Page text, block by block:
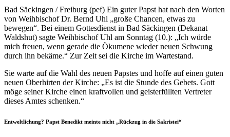
Bad Säckingen / Freiburg (pef) Ein guter Papst hat nach den Worten
von Weihbischof Dr. Bernd Uhl „große Chancen, etwas zu
bewegen“. Bei einem Gottesdienst in Bad Säckingen (Dekanat
Waldshut) sagte Weihbischof Uhl am Sonntag (10.): „Ich würde
mich freuen, wenn gerade die Ökumene wieder neuen Schwung
durch ihn bekäme.“ Zur Zeit sei die Kirche im Wartestand.
Sie warte auf die Wahl des neuen Papstes und hoffe auf einen guten
neuen Oberhirten der Kirche: „Es ist die Stunde des Gebets. Gott
möge seiner Kirche einen kraftvollen und geisterfüllten Vertreter
dieses Amtes schenken.“
Entweltlichung? Papst Benedikt meinte nicht „Rückzug in die Sakristei“